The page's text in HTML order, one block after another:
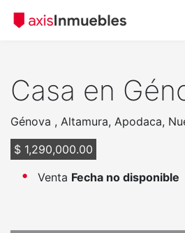
Casa en
Génova , Altamura, Apodaca,
$ 1,290,000.00
Venta Fecha no disponible